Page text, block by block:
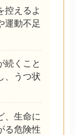
控えるよ
運動不足
続くこと
、うつ状
、生命に
る危険性